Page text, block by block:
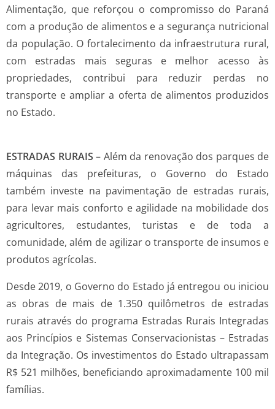
Alimentação, que reforçou o compromisso do Paraná
com a produção de alimentos e a segurança nutricional
da população. O fortalecimento da infraestrutura rural,
com estradas mais seguras e melhor acesso às
propriedades, contribui para reduzir perdas no
transporte e ampliar a oferta de alimentos produzidos
no Estado.
ESTRADAS RURAIS – Além da renovação dos parques de
máquinas das prefeituras, o Governo do Estado
também investe na pavimentação de estradas rurais,
para levar mais conforto e agilidade na mobilidade dos
agricultores, estudantes, turistas e de toda a
comunidade, além de agilizar o transporte de insumos e
produtos agrícolas.
Desde 2019, o Governo do Estado já entregou ou iniciou
as obras de mais de 1.350 quilômetros de estradas
rurais através do programa Estradas Rurais Integradas
aos Princípios e Sistemas Conservacionistas – Estradas
da Integração. Os investimentos do Estado ultrapassam
R$ 521 milhões, beneficiando aproximadamente 100 mil
famílias.